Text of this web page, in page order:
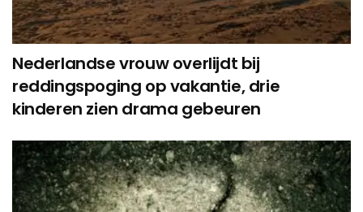
Nederlandse vrouw overlijdt bij
reddingspoging op vakantie, drie
kinderen zien drama gebeuren